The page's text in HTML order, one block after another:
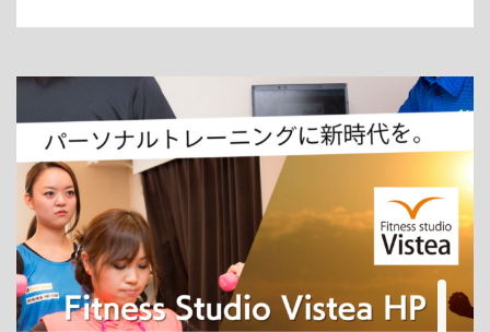
ホーム
パーソナルトレーニング
ダイエット